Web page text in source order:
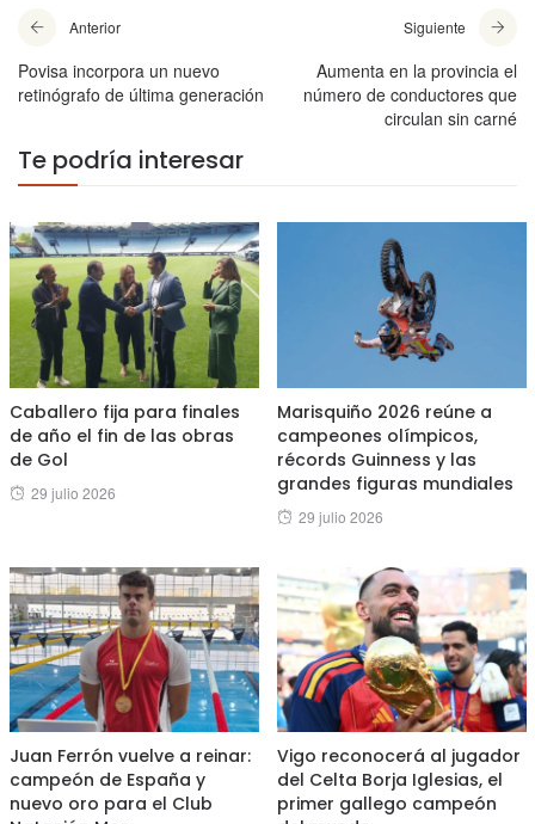
Anterior
Povisa incorpora un nuevo
retinógrafo de última generación
Siguiente
Aumenta en la provincia el
número de conductores que
circulan sin carné
Te podría interesar
Caballero fija para finales
de año el fin de las obras
de Gol
Posted
29 julio 2026
Marisquiño 2026 reúne a
campeones olímpicos,
récords Guinness y las
grandes figuras mundiales
Posted
29 julio 2026
Juan Ferrón vuelve a reinar:
campeón de España y
nuevo oro para el Club
Vigo reconocerá al jugador
del Celta Borja Iglesias, el
primer gallego campeón